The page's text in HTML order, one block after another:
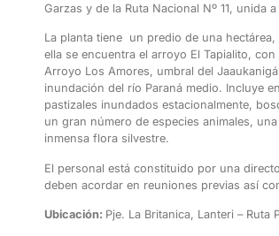
Garzas y de la Ruta Nacional Nº 11, unida
La planta tiene un predio de una
ella se encuentra el arroyo El Tapialito,
Arroyo Los Amores, umbral del
inundación del río Paraná medio. Incluye
pastizales inundados estacionalmente,
un gran número de especies animales,
inmensa flora silvestre.
El personal está constituido por una
deben acordar en reuniones previas así
Ubicación: Pje. La Britanica, Lanteri – Ruta